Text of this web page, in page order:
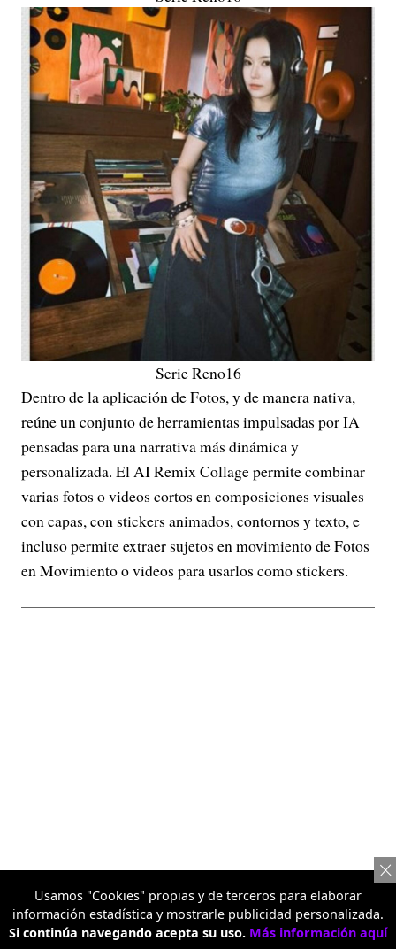
Serie Reno16
Dentro de la aplicación de Fotos, y de manera nativa,
reúne un conjunto de herramientas impulsadas por IA
pensadas para una narrativa más dinámica y
personalizada. El AI Remix Collage permite combinar
varias fotos o videos cortos en composiciones visuales
con capas, con stickers animados, contornos y texto, e
incluso permite extraer sujetos en movimiento de Fotos
en Movimiento o videos para usarlos como stickers.
Pop Out 2.0 amplía aún más la flexibilidad creativa,
Usamos "Cookies" propias y de terceros para elaborar
información estadística y mostrarle publicidad personalizada.
Si continúa navegando acepta su uso. Más información aquí